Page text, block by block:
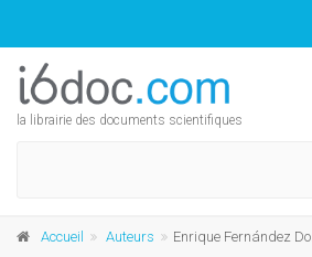
la librairie des documents scientifiques
Accueil Auteurs Enrique Fernández Domingo